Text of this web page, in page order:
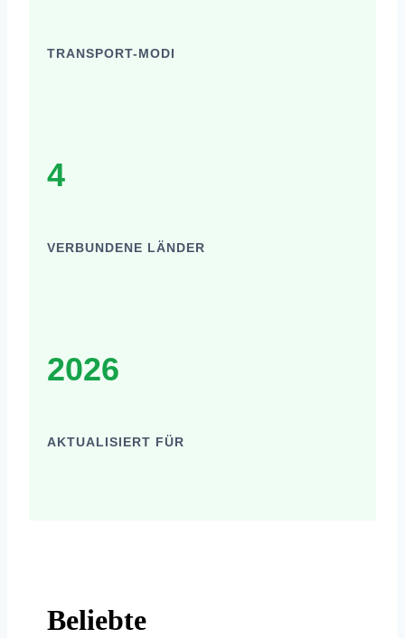
TRANSPORT-MODI
4
VERBUNDENE LÄNDER
2026
AKTUALISIERT FÜR
Beliebte